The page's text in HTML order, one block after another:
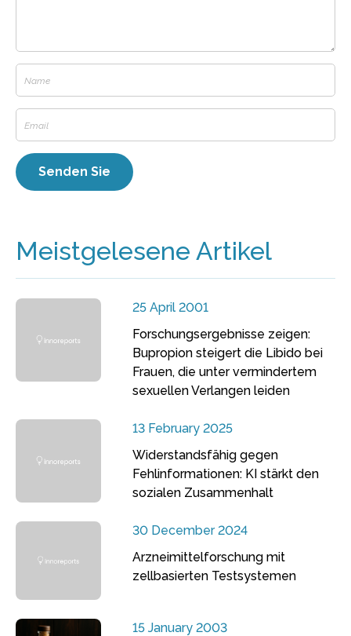
Meistgelesene Artikel
25 April 2001
Forschungsergebnisse zeigen:
Bupropion steigert die Libido bei
Frauen, die unter vermindertem
sexuellen Verlangen leiden
13 February 2025
Widerstandsfähig gegen
Fehlinformationen: KI stärkt den
sozialen Zusammenhalt
30 December 2024
Arzneimittelforschung mit
zellbasierten Testsystemen
15 January 2003